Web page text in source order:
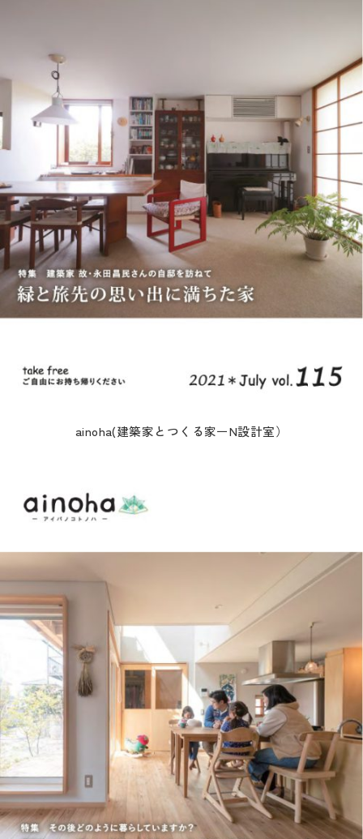
ainoha(建築家とつくる家ーN設計室）